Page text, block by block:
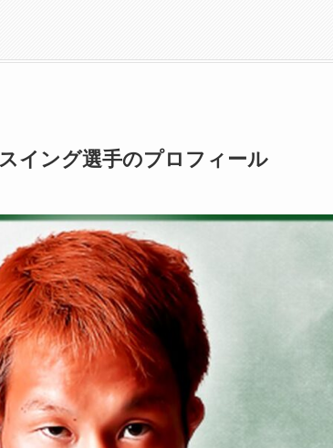
イング選手のプロフィール